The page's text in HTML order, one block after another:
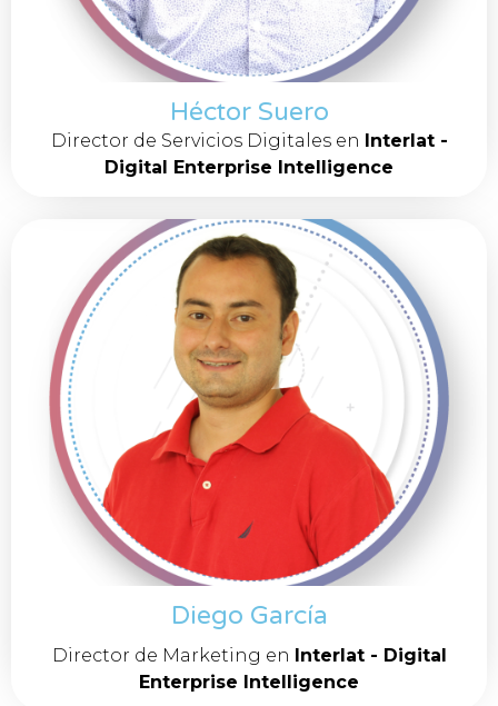
Héctor Suero
Director de Servicios Digitales en Interlat -
Digital Enterprise Intelligence
Diego García
Director de Marketing en Interlat - Digital
Enterprise Intelligence